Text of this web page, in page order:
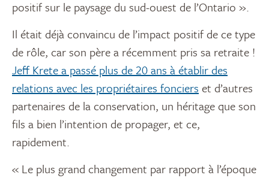
positif sur le paysage du sud-ouest de l’Ontario ».
Il était déjà convaincu de l’impact positif de ce type
de rôle, car son père a récemment pris sa retraite !
Jeff Krete a passé plus de 20 ans à établir des
relations avec les propriétaires fonciers et d’autres
partenaires de la conservation, un héritage que son
fils a bien l’intention de propager, et ce,
rapidement.
« Le plus grand changement par rapport à l’époque